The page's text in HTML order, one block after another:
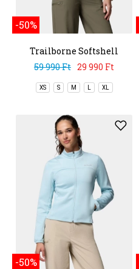
-50%
Trailborne Softshell
59 990 Ft 29 990 Ft
XS S M L XL
-50%